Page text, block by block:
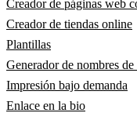
Creador de páginas web
Creador de tiendas online
Plantillas
Generador de nombres
Impresión bajo demanda
Enlace en la bio